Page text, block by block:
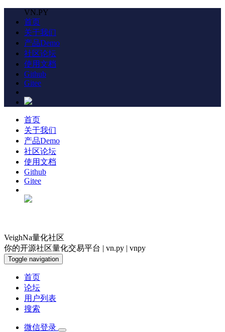
VN.PY
首页
关于我们
产品Demo
社区论坛
使用文档
Github
Gitee
首页
关于我们
产品Demo
社区论坛
使用文档
Github
Gitee
VeighNa量化社区
你的开源社区量化交易平台 | vn.py | vnpy
Toggle navigation
首页
论坛
用户列表
搜索
微信登录